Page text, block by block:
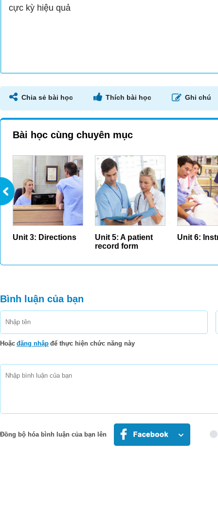
cực kỳ hiệu quả
Chia sẻ bài học Thích bài học Ghi chú
Bài học cùng chuyên mục
Unit 3: Directions
Unit 5: A patient
record form
Unit 6:
Bình luận của bạn
Hoặc đăng nhập để thực hiện chức năng này
Đồng bộ hóa bình luận của bạn lên